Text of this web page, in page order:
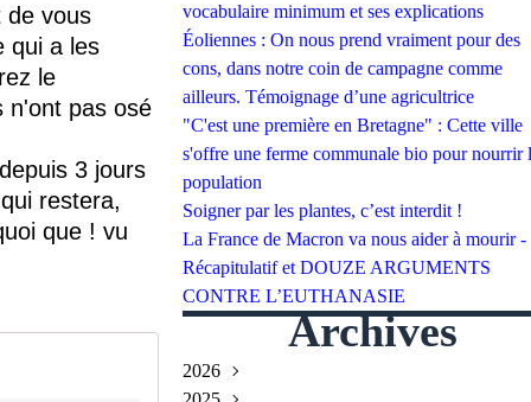
de vous
qui a les
le
n'ont pas osé
3 jours
restera,
que ! vu
vocabulaire minimum et ses explications
Éoliennes : On nous prend vraiment pour des
cons, dans notre coin de campagne comme
ailleurs. Témoignage d’une agricultrice
"C'est une première en Bretagne" : Cette ville
s'offre une ferme communale bio pour nourrir
population
Soigner par les plantes, c’est interdit !
La France de Macron va nous aider à mourir -
Récapitulatif et DOUZE ARGUMENTS
CONTRE L’EUTHANASIE
Archives
2026